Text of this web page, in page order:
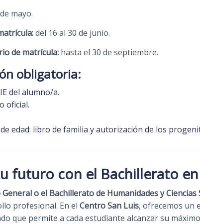
mayo.
del 16 al 30 de junio.
de matrícula: hasta el 30 de septiembre.
obligatoria:
del alumno/a.
oficial.
edad: libro de familia y autorización de los
futuro con el Bachillerato
o el Bachillerato de Humanidades y Ciencias
profesional. En el Centro San Luis, ofrecemos un
que permite a cada estudiante alcanzar su